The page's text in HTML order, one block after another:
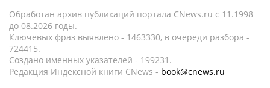
Обработан архив публикаций портала CNews.ru c 11.1998
до 08.2026 годы.
Ключевых фраз выявлено - 1463330, в очереди разбора -
724415.
Создано именных указателей - 199231.
Редакция Индексной книги CNews - book@cnews.ru